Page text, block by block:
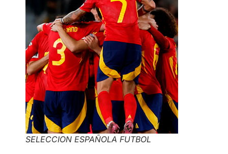
SELECCION ESPAÑOLA FUTBOL